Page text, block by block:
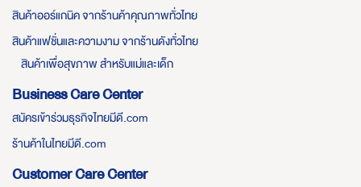
สินค้าออร์แกนิค จากร้านค้าคุณภาพทั่วไทย
สินค้าแฟชั่นและความงาม จากร้านดังทั่วไทย
สินค้าเพื่อสุขภาพ สำหรับแม่และเด็ก
Business Care Center
สมัครเข้าร่วมธุรกิจไทยมีดี.com
ร้านค้าในไทยมีดี.com
Customer Care Center